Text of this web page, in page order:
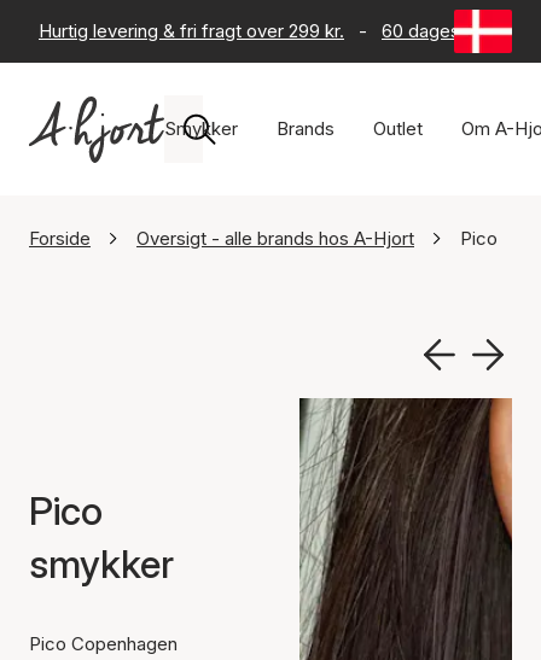
Hurtig levering & fri fragt over 299 kr. - 60 dages returret
Smykker Brands Outlet Om A-
Forside Oversigt - alle brands hos A-Hjort Pico
Pico
smykker
Pico Copenhagen